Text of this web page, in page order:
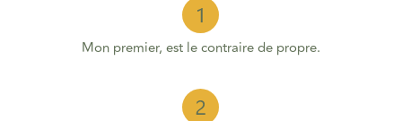
Mon premier, est le contraire de propre.